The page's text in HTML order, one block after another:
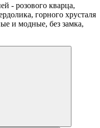
- розового кварца,
горного хрусталя
и модные, без замка,